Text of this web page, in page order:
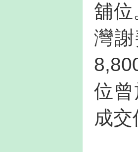
舖
灣
位
成